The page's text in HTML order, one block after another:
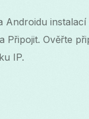
Androidu
Připojit. Ověřte
IP.